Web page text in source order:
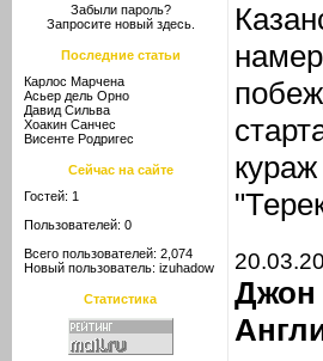
Забыли пароль?
Запросите новый здесь.
Последние статьи
Карлос Марчена
Асьер дель Орно
Давид Сильва
Хоакин Санчес
Висенте Родригес
Сейчас на сайте
Гостей: 1
Пользователей: 0
Всего пользователей: 2,074
Новый пользователь: izuhadow
Статистика
Джон